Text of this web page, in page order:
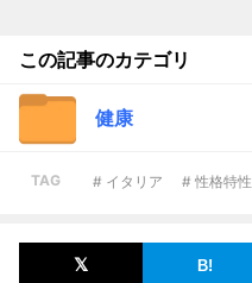
この記事のカテゴリ
健康
TAG # イタリア # 性格特性